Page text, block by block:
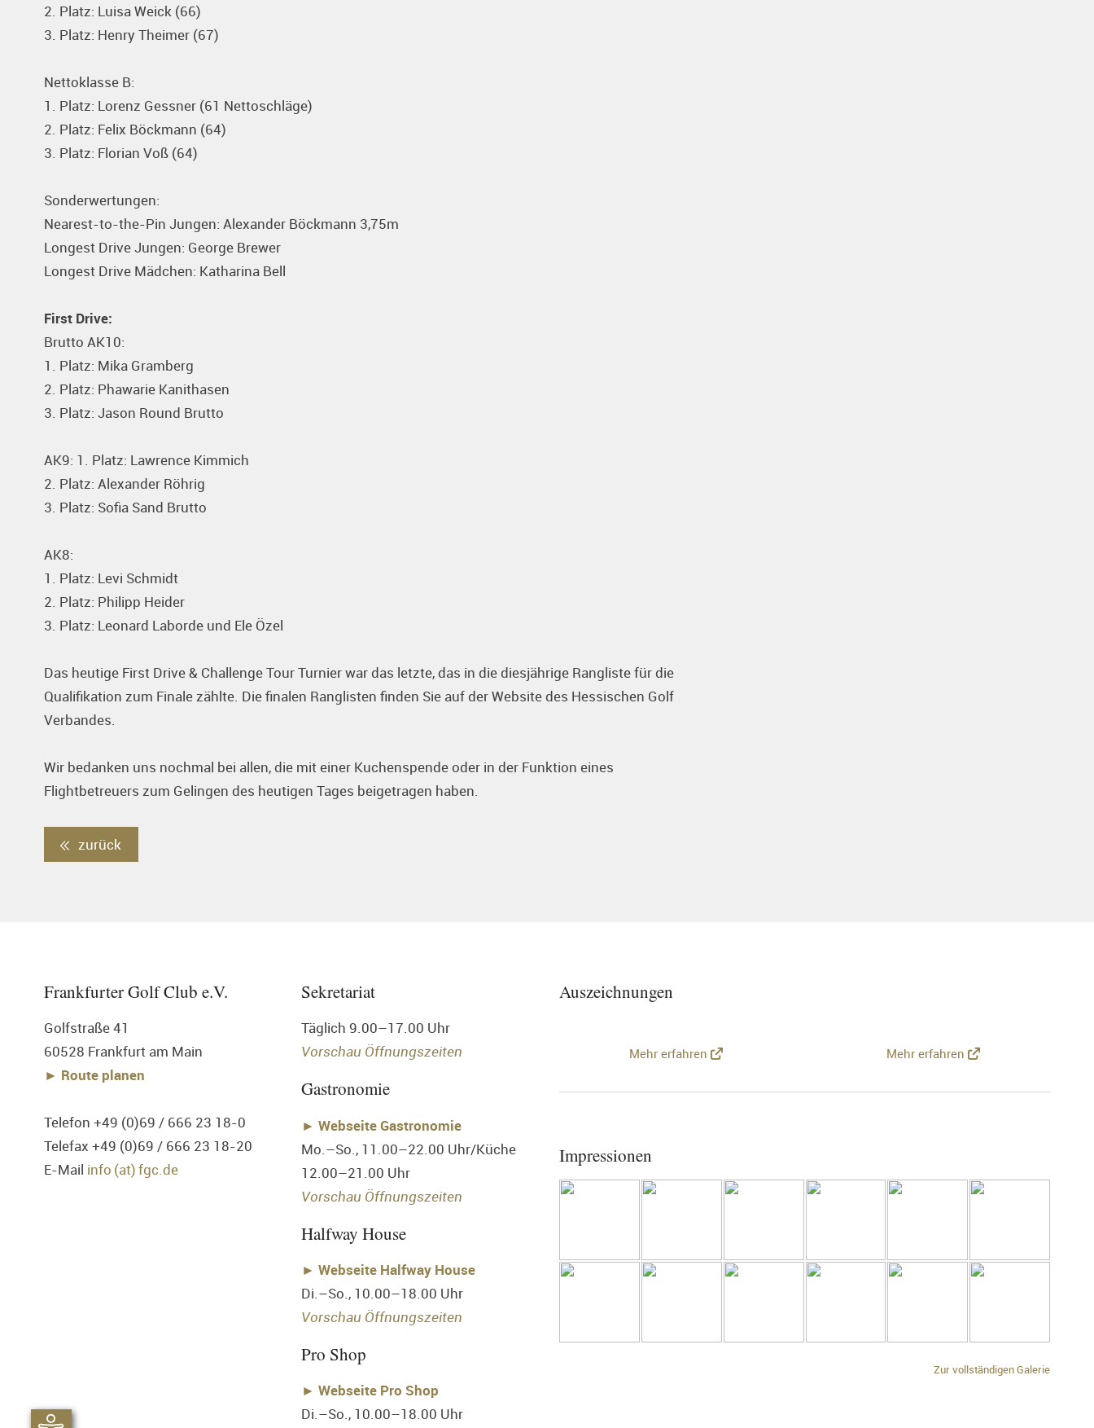
2. Platz: Luisa Weick (66)
3. Platz: Henry Theimer (67)
Nettoklasse B:
1. Platz: Lorenz Gessner (61 Nettoschläge)
2. Platz: Felix Böckmann (64)
3. Platz: Florian Voß (64)
Sonderwertungen:
Nearest-to-the-Pin Jungen: Alexander Böckmann 3,75m
Longest Drive Jungen: George Brewer
Longest Drive Mädchen: Katharina Bell
First Drive:
Brutto AK10:
1. Platz: Mika Gramberg
2. Platz: Phawarie Kanithasen
3. Platz: Jason Round Brutto
AK9: 1. Platz: Lawrence Kimmich
2. Platz: Alexander Röhrig
3. Platz: Sofia Sand Brutto
AK8:
1. Platz: Levi Schmidt
2. Platz: Philipp Heider
3. Platz: Leonard Laborde und Ele Özel
Das heutige First Drive & Challenge Tour Turnier war das letzte, das in die diesjährige Rangliste für die
Qualifikation zum Finale zählte. Die finalen Ranglisten finden Sie auf der Website des Hessischen Golf
Verbandes.
Wir bedanken uns nochmal bei allen, die mit einer Kuchenspende oder in der Funktion eines
Flightbetreuers zum Gelingen des heutigen Tages beigetragen haben.
zurück
Frankfurter Golf Club e.V.
Golfstraße 41
60528 Frankfurt am Main
► Route planen
Telefon +49 (0)69 / 666 23 18-0
Telefax +49 (0)69 / 666 23 18-20
E-Mail info (at) fgc.de
Sekretariat
Täglich 9.00–17.00 Uhr
Vorschau Öffnungszeiten
Gastronomie
►Webseite Gastronomie
Mo.–So., 11.00–22.00 Uhr/Küche
12.00–21.00 Uhr
Vorschau Öffnungszeiten
Halfway House
►Webseite Halfway House
Di.–So., 10.00–18.00 Uhr
Vorschau Öffnungszeiten
Pro Shop
►Webseite Pro Shop
Di.–So., 10.00–18.00 Uhr
Auszeichnungen
Mehr erfahren Mehr erfahren
Impressionen
Zur vollständigen Galerie